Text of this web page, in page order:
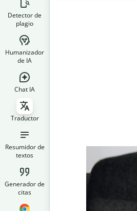
Detector de
plagio
Humanizador
de IA
Chat IA
Traductor
Resumidor de
textos
Generador de
citas